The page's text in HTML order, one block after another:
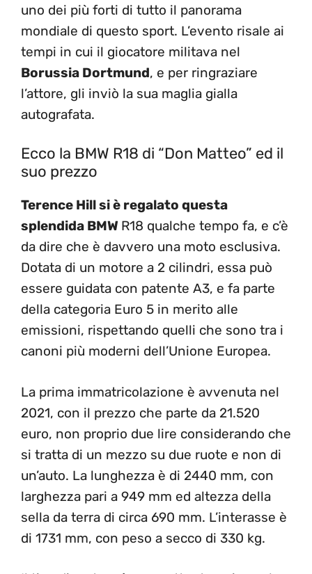
uno dei più forti di tutto il panorama
mondiale di questo sport. L’evento risale ai
tempi in cui il giocatore militava nel
Borussia Dortmund, e per ringraziare
l’attore, gli inviò la sua maglia gialla
autografata.
Ecco la BMW R18 di “Don Matteo” ed il
suo prezzo
Terence Hill si è regalato questa
splendida BMW R18 qualche tempo fa, e c’è
da dire che è davvero una moto esclusiva.
Dotata di un motore a 2 cilindri, essa può
essere guidata con patente A3, e fa parte
della categoria Euro 5 in merito alle
emissioni, rispettando quelli che sono tra i
canoni più moderni dell’Unione Europea.
La prima immatricolazione è avvenuta nel
2021, con il prezzo che parte da 21.520
euro, non proprio due lire considerando che
si tratta di un mezzo su due ruote e non di
un’auto. La lunghezza è di 2440 mm, con
larghezza pari a 949 mm ed altezza della
sella da terra di circa 690 mm. L’interasse è
di 1731 mm, con peso a secco di 330 kg.